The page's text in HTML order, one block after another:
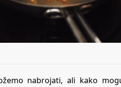
nabrojati, ali kako